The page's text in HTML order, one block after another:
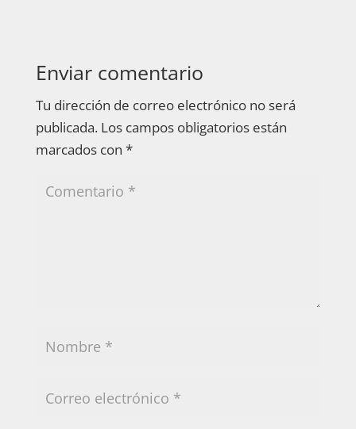
Enviar comentario
Tu dirección de correo electrónico no será
publicada. Los campos obligatorios están
marcados con *